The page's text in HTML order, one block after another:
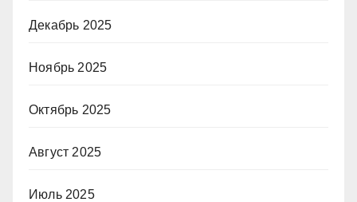
Декабрь 2025
Ноябрь 2025
Октябрь 2025
Август 2025
Июль 2025